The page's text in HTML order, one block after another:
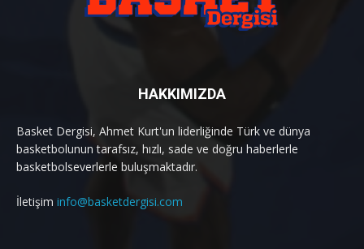
HAKKIMIZDA
Basket Dergisi, Ahmet Kurt'un liderliğinde Türk ve dünya
basketbolunun tarafsız, hızlı, sade ve doğru haberlerle
basketbolseverlerle buluşmaktadır.
İletişim info@basketdergisi.com